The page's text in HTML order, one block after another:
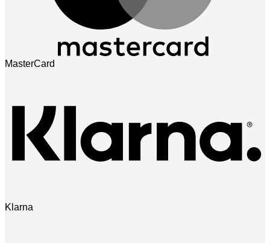
MasterCard
Klarna